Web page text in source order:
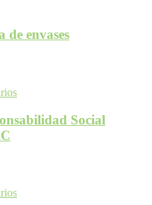
de envases
Social